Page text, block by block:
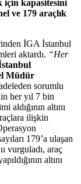
için kapasitesini
ve 179 araçlık
İGA İstanbul
aktardı. “Her
Müdür
sorumlu
her yıl 7 bin
aldığının altını
ilişkin
179’a ulaşan
vurguladı, araç
altını